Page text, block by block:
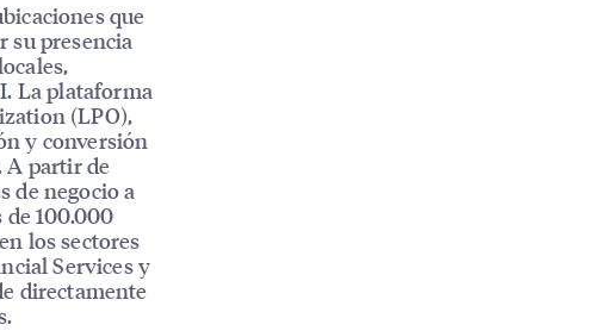
que
su presencia
La plataforma
(LPO),
y conversión
A partir de
de negocio a
de 100.000
los sectores
Services y
directamente